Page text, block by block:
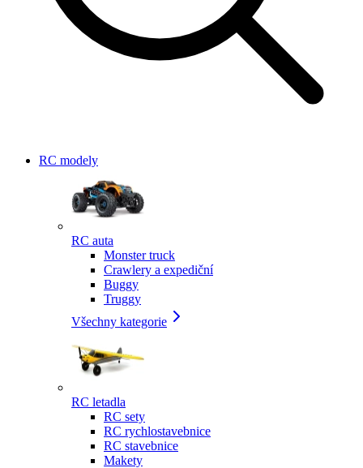
RC modely
RC auta
Monster truck
Crawlery a expediční
Buggy
Truggy
Všechny kategorie
RC letadla
RC sety
RC rychlostavebnice
RC stavebnice
Makety